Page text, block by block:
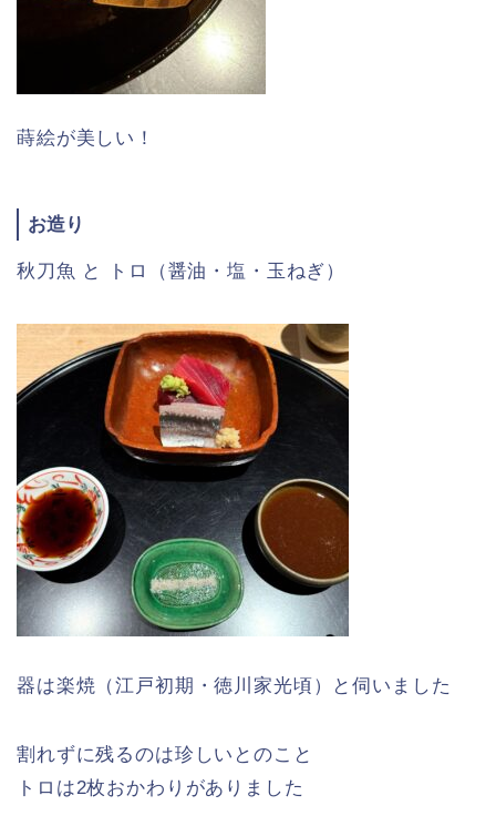
蒔絵が美しい！
お造り
秋刀魚 と トロ（醤油・塩・玉ねぎ）
器は楽焼（江戸初期・徳川家光頃）と伺いました
割れずに残るのは珍しいとのこと
トロは2枚おかわりがありました